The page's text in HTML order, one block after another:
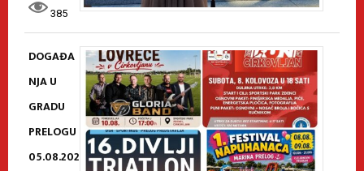
385
DOGAĐA
NJA U
GRADU
PRELOGU
05.08.202